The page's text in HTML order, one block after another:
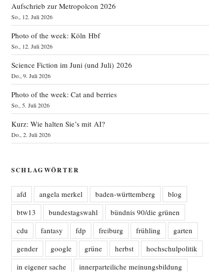
Aufschrieb zur Metropolcon 2026
So., 12. Juli 2026
Photo of the week: Köln Hbf
So., 12. Juli 2026
Science Fiction im Juni (und Juli) 2026
Do., 9. Juli 2026
Photo of the week: Cat and berries
So., 5. Juli 2026
Kurz: Wie halten Sie’s mit AI?
Do., 2. Juli 2026
SCHLAGWÖRTER
afd angela merkel baden-württemberg
blog
btw13
bundestagswahl
bündnis 90/die grünen
cdu
fantasy fdp freiburg frühling
garten
gender
google grüne herbst
hochschulpolitik
in eigener sache
innerparteiliche meinungsbildung